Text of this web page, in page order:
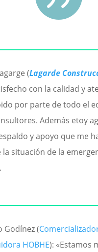
(Lagarde
con la calidad y
por parte de todo el
Además etoy
y apoyo que me
situación de la
Godínez (
HOBHE): «Estamos